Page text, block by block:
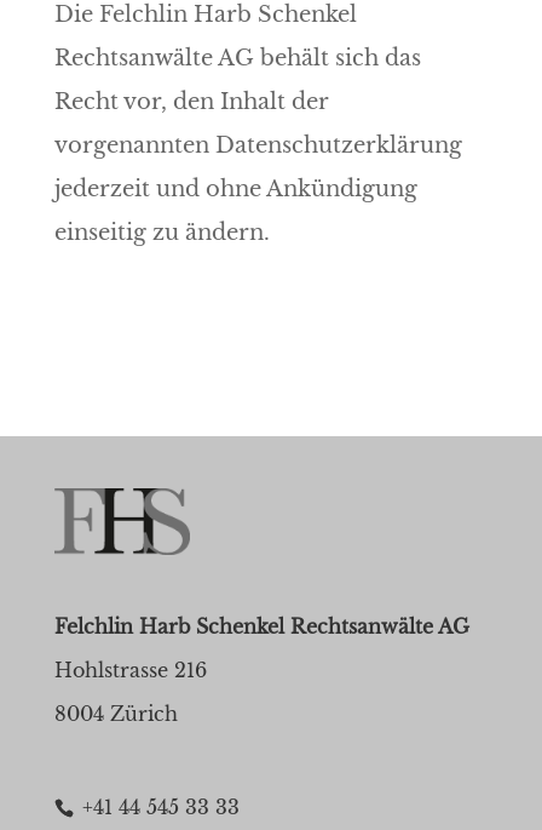
Die Felchlin Harb Schenkel
Rechtsanwälte AG behält sich das
Recht vor, den Inhalt der
vorgenannten Datenschutzerklärung
jederzeit und ohne Ankündigung
einseitig zu ändern.
Felchlin Harb Schenkel Rechtsanwälte AG
Hohlstrasse 216
8004 Zürich
+41 44 545 33 33